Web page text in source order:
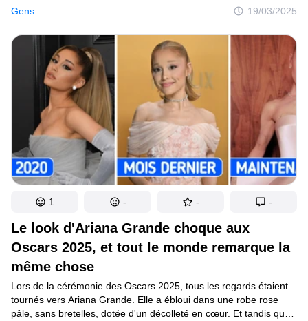
Gens 19/03/2025
les réseaux sociaux comparaient la coupe structurée à un abat-
jour, d'autres se demandaient comment elle parvenait à s'asseoir
confortablement dans cette tenue.
Le look d'Ariana Grande choque aux
Oscars 2025, et tout le monde remarque la
même chose
Lors de la cérémonie des Oscars 2025, tous les regards étaient
tournés vers Ariana Grande. Elle a ébloui dans une robe rose
pâle, sans bretelles, dotée d'un décolleté en cœur. Et tandis que
1 - - -